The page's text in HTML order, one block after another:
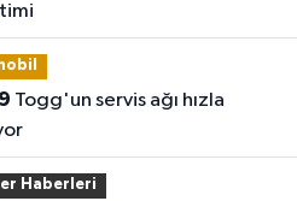
Haberleri